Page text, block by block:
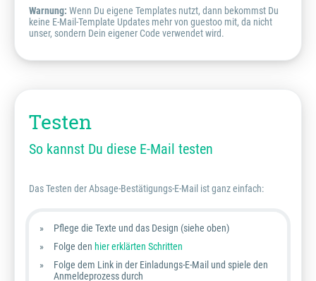
Warnung: Wenn Du eigene Templates nutzt, dann bekommst Du
keine E-Mail-Template Updates mehr von guestoo mit, da nicht
unser, sondern Dein eigener Code verwendet wird.
Testen
So kannst Du diese E-Mail testen
Das Testen der Absage-Bestätigungs-E-Mail ist ganz einfach:
Pflege die Texte und das Design (siehe oben)
Folge den hier erklärten Schritten
Folge dem Link in der Einladungs-E-Mail und spiele den
Anmeldeprozess durch